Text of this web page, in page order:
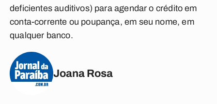
deficientes auditivos) para agendar o crédito em
conta-corrente ou poupança, em seu nome, em
qualquer banco.
Joana Rosa